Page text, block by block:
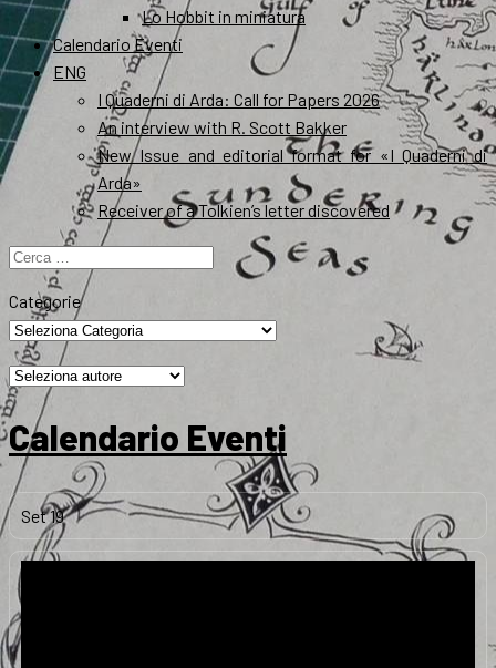
Lo Hobbit in miniatura
Calendario Eventi
ENG
I Quaderni di Arda: Call for Papers 2026
An interview with R. Scott Bakker
New Issue and editorial format for «I Quaderni di
Arda»
Receiver of a Tolkien’s letter discovered
Ricerca
Categorie
Calendario Eventi
Set19